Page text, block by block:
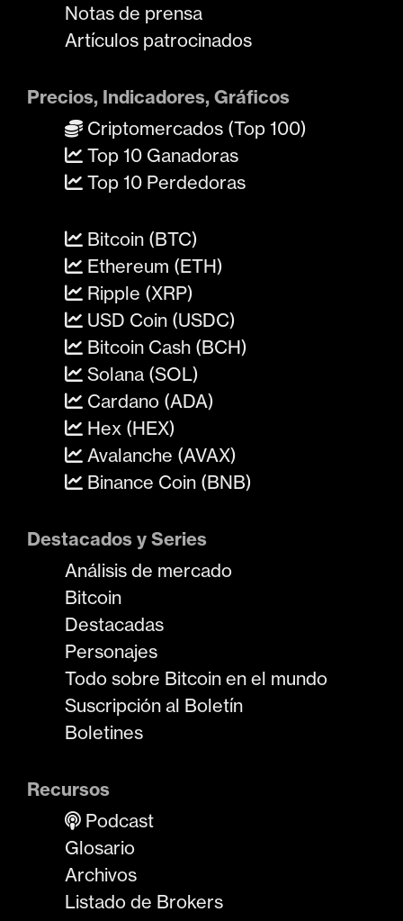
Notas de prensa
Artículos patrocinados
Precios, Indicadores, Gráficos
Criptomercados (Top 100)
Top 10 Ganadoras
Top 10 Perdedoras
Bitcoin (BTC)
Ethereum (ETH)
Ripple (XRP)
USD Coin (USDC)
Bitcoin Cash (BCH)
Solana (SOL)
Cardano (ADA)
Hex (HEX)
Avalanche (AVAX)
Binance Coin (BNB)
Destacados y Series
Análisis de mercado
Bitcoin
Destacadas
Personajes
Todo sobre Bitcoin en el mundo
Suscripción al Boletín
Boletines
Recursos
Podcast
Glosario
Archivos
Listado de Brokers